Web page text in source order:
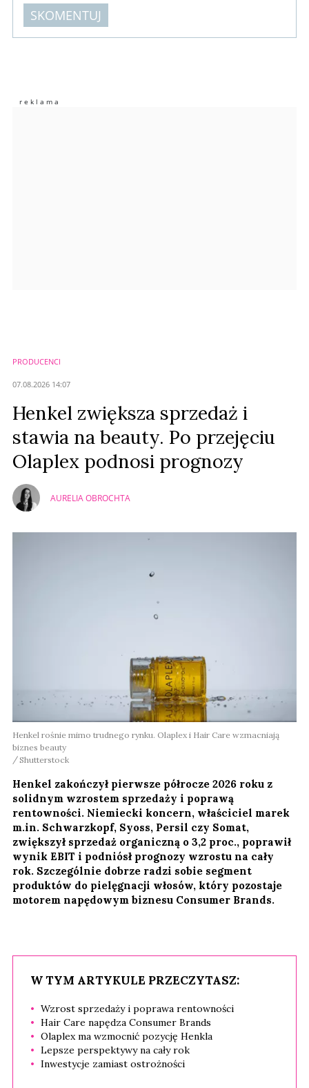
SKOMENTUJ
Imię (Wymagane)
PRODUCENCI
07.08.2026 14:07
Henkel zwiększa sprzedaż i
stawia na beauty. Po przejęciu
Olaplex podnosi prognozy
AURELIA OBROCHTA
Henkel rośnie mimo trudnego rynku. Olaplex i Hair Care wzmacniają
biznes beauty
Shutterstock
Henkel zakończył pierwsze półrocze 2026 roku z
solidnym wzrostem sprzedaży i poprawą
rentowności. Niemiecki koncern, właściciel marek
m.in. Schwarzkopf, Syoss, Persil czy Somat,
zwiększył sprzedaż organiczną o 3,2 proc., poprawił
wynik EBIT i podniósł prognozy wzrostu na cały
rok. Szczególnie dobrze radzi sobie segment
produktów do pielęgnacji włosów, który pozostaje
motorem napędowym biznesu Consumer Brands.
W TYM ARTYKULE PRZECZYTASZ:
Wzrost sprzedaży i poprawa rentowności
Hair Care napędza Consumer Brands
Olaplex ma wzmocnić pozycję Henkla
Lepsze perspektywy na cały rok
Inwestycje zamiast ostrożności